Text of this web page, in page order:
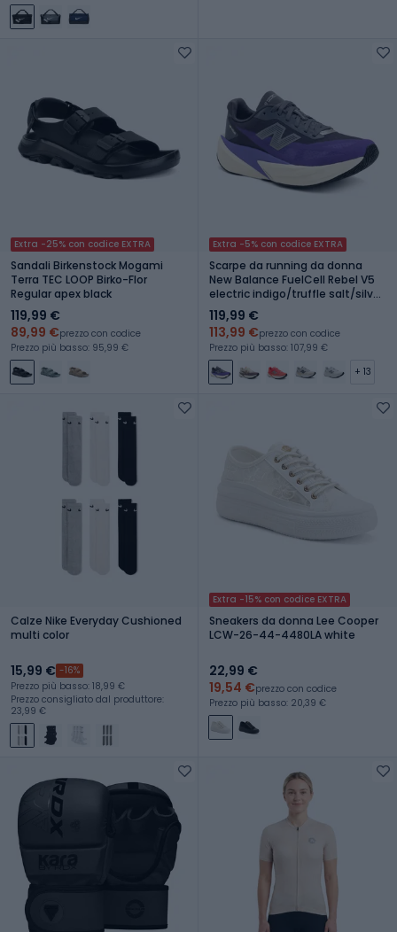
Extra -25% con codice EXTRA
Sandali Birkenstock Mogami
Terra TEC LOOP Birko-Flor
Regular apex black
119,99 €
89,99 €prezzo con codice
Prezzo più basso: 95,99 €
Extra -5% con codice EXTRA
Scarpe da running da donna
New Balance FuelCell Rebel V5
electric indigo/truffle salt/silver
metallic
119,99 €
113,99 €prezzo con codice
Prezzo più basso: 107,99 €
+ 13
Calze Nike Everyday Cushioned
multi color
15,99 € -16%
Prezzo più basso: 18,99 €
Prezzo consigliato dal produttore:
23,99 €
Extra -15% con codice EXTRA
Sneakers da donna Lee Cooper
LCW-26-44-4480LA white
22,99 €
19,54 €prezzo con codice
Prezzo più basso: 20,39 €